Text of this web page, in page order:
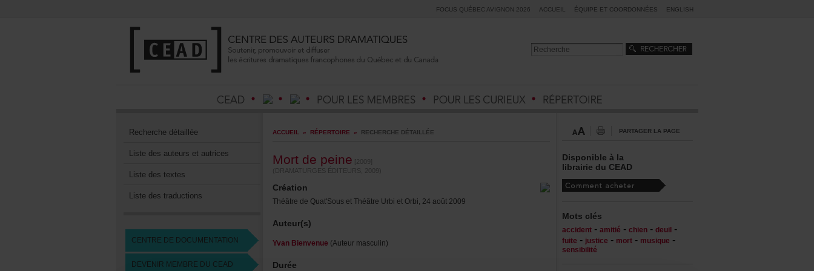
FOCUSQUÉBECAVIGNON2026 ACCUEIL ÉQUIPEETCOORDONNÉES ENGLISH
Recherchedétaillée
Listedesauteursetautrices
Listedestextes
Listedestraductions
CENTREDEDOCUMENTATION
DEVENIRMEMBREDUCEAD
ACCUEIL » RÉPERTOIRE » RECHERCHEDÉTAILLÉE
Mortdepeine [2009]
(DRAMATURGESÉDITEURS,2009)
Création
ThéâtredeQuat'SousetThéâtreUrbietOrbi,24août2009
Auteur(s)
YvanBienvenue (Auteurmasculin)
Durée
PARTAGERLAPAGE
Disponibleàla
librairieduCEAD
Motsclés
accident- amitié - chien- deuil-
fuite - justice - mort- musique -
sensibilité